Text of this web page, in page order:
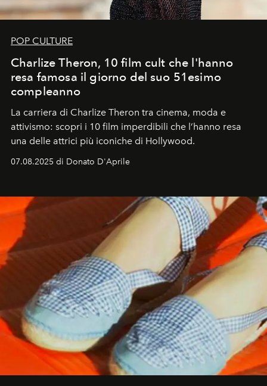
POP CULTURE
Charlize Theron, 10 film cult che l'hanno
resa famosa il giorno del suo 51esimo
compleanno
La carriera di Charlize Theron tra cinema, moda e
attivismo: scopri i 10 film imperdibili che l’hanno resa
una delle attrici più iconiche di Hollywood.
07.08.2025 di Donato D'Aprile